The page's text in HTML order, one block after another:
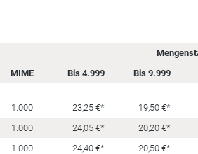
MIME Bis 4.999 Bis 9.999
1.000 23,25 €* 19,50 €*
1.000 24,05 €* 20,20 €*
1.000 24,40 €* 20,50 €*